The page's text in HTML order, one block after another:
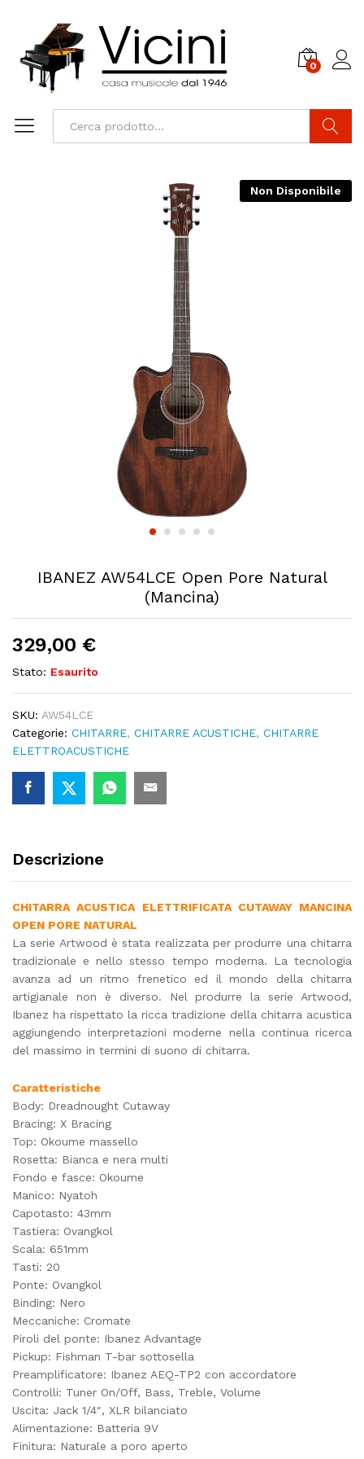
0
Non Disponibile
IBANEZ AW54LCE Open Pore Natural
(Mancina)
329,00 €
Stato: Esaurito
SKU: AW54LCE
Categorie: CHITARRE, CHITARRE ACUSTICHE, CHITARRE
ELETTROACUSTICHE
Descrizione
CHITARRA ACUSTICA ELETTRIFICATA CUTAWAY MANCINA
OPEN PORE NATURAL
La serie Artwood è stata realizzata per produrre una chitarra
tradizionale e nello stesso tempo moderna. La tecnologia
avanza ad un ritmo frenetico ed il mondo della chitarra
artigianale non è diverso. Nel produrre la serie Artwood,
Ibanez ha rispettato la ricca tradizione della chitarra acustica
aggiungendo interpretazioni moderne nella continua ricerca
del massimo in termini di suono di chitarra.
Caratteristiche
Body: Dreadnought Cutaway
Bracing: X Bracing
Top: Okoume massello
Rosetta: Bianca e nera multi
Fondo e fasce: Okoume
Manico: Nyatoh
Capotasto: 43mm
Tastiera: Ovangkol
Scala: 651mm
Tasti: 20
Ponte: Ovangkol
Binding: Nero
Meccaniche: Cromate
Piroli del ponte: Ibanez Advantage
Pickup: Fishman T-bar sottosella
Preamplificatore: Ibanez AEQ-TP2 con accordatore
Controlli: Tuner On/Off, Bass, Treble, Volume
Uscita: Jack 1/4″, XLR bilanciato
Alimentazione: Batteria 9V
Finitura: Naturale a poro aperto